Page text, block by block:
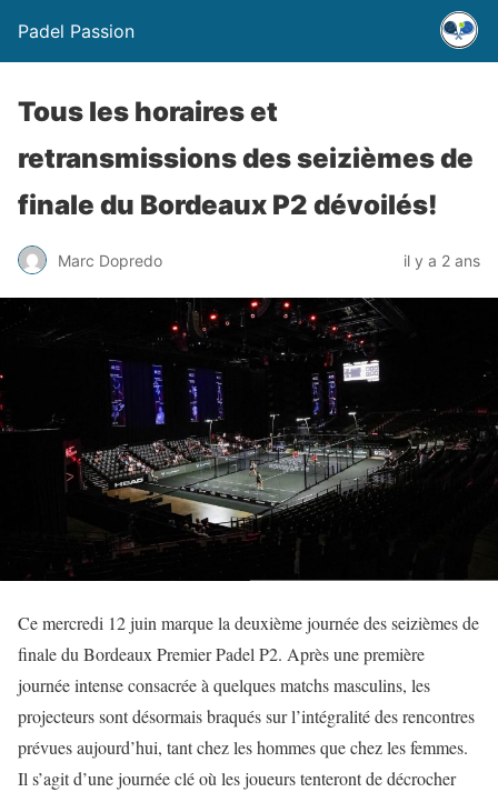
Padel Passion
Tous les horaires et
retransmissions des seizièmes de
finale du Bordeaux P2 dévoilés!
Marc Dopredo il y a 2 ans
Ce mercredi 12 juin marque la deuxième journée des seizièmes de
finale du Bordeaux Premier Padel P2. Après une première
journée intense consacrée à quelques matchs masculins, les
projecteurs sont désormais braqués sur l’intégralité des rencontres
prévues aujourd’hui, tant chez les hommes que chez les femmes.
Il s’agit d’une journée clé où les joueurs tenteront de décrocher